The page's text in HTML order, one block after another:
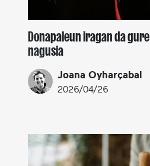
Donapaleun iragan da
nagusia
Joana Oyharçabal
2026/04/26